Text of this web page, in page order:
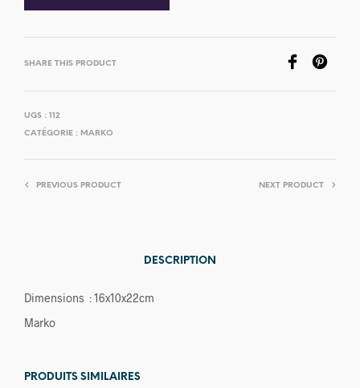
SHARE THIS PRODUCT
UGS : 112
CATÉGORIE : MARKO
PREVIOUS PRODUCT NEXT PRODUCT
DESCRIPTION
Dimensions : 16x10x22cm
Marko
PRODUITS SIMILAIRES